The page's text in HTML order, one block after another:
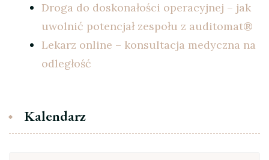
Droga do doskonałości operacyjnej – jak
uwolnić potencjał zespołu z auditomat®
Lekarz online – konsultacja medyczna na
odległość
Kalendarz